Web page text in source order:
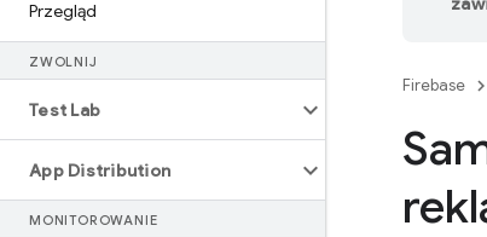
Przegląd
ZWOLNIJ
Test Lab
App Distribution
MONITOROWANIE
Firebase